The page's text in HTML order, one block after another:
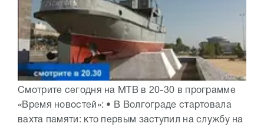
Смотрите сегодня на МТВ в 20-30 в программе
«Время новостей»: • В Волгограде стартовала
вахта памяти: кто первым заступил на службу на